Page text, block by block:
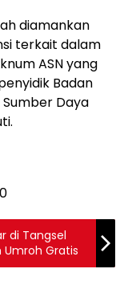
diamankan
terkait dalam
ASN yang
Badan
Daya
di Tangsel
Umroh Gratis